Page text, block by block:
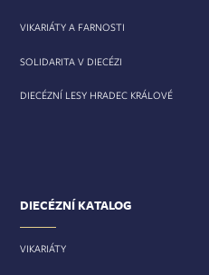
VIKARIÁTY A FARNOSTI
SOLIDARITA V DIECÉZI
DIECÉZNÍ LESY HRADEC KRÁLOVÉ
DIECÉZNÍ KATALOG
VIKARIÁTY